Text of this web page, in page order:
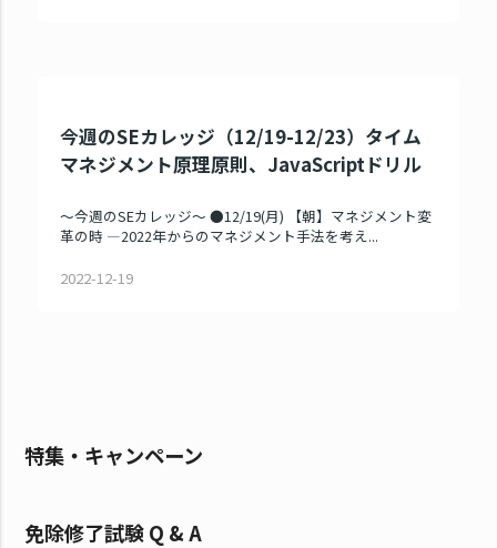
今週のSEカレッジ（12/19-12/23）タイム
マネジメント原理原則、JavaScriptドリル
～今週のSEカレッジ～ ●12/19(月) 【朝】マネジメント変
革の時 ―2022年からのマネジメント手法を考え...
2022-12-19
特集・キャンペーン
免除修了試験 Q & A